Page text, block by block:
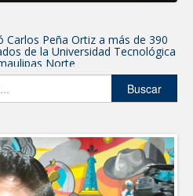
Estado
Carlos Peña Ortiz a más de 390
de la Universidad Tecnológica
Norte
DE CARMEN LILIA
UN MEJOR SERVICIO DE
DIF Tamaulipas trámite de
y placas de circulación para
con discapacidad
Buscar